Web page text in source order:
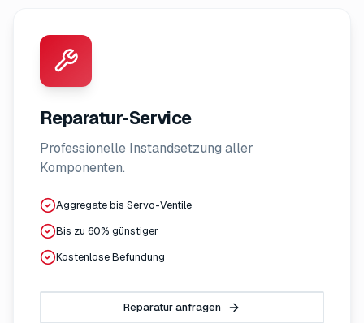
Reparatur-Service
Professionelle Instandsetzung aller
Komponenten.
Aggregate bis Servo-Ventile
Bis zu 60% günstiger
Kostenlose Befundung
Reparatur anfragen